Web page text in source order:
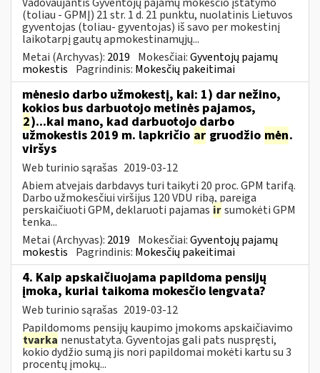
(toliau - GPMĮ) 21 str. 1 d. 21 punktu, nuolatinis Lietuvos
gyventojas (toliau- gyventojas) iš savo per mokestinį
laikotarpį gautų apmokestinamųjų...
Metai (Archyvas): 2019 Mokesčiai:Gyventojų pajamų
mokestis Pagrindinis: Mokesčių pakeitimai
mėnesio darbo užmokestį, kai: 1) dar nežino,
kokios bus darbuotojo metinės pajamos,
2)...kai mano, kad darbuotojo darbo
užmokestis 2019 m. lapkričio ar gruodžio mėn.
viršys
Web turinio sąrašas 2019-03-12
Abiem atvejais darbdavys turi taikyti 20 proc. GPM tarifą.
Darbo užmokesčiui viršijus 120 VDU ribą, pareiga
perskaičiuoti GPM, deklaruoti pajamas irsumokėti GPM
tenka...
Metai (Archyvas): 2019 Mokesčiai:Gyventojų pajamų
mokestis Pagrindinis: Mokesčių pakeitimai
4. Kaip apskaičiuojama papildoma pensijų
įmoka, kuriai taikoma mokesčio lengvata?
Web turinio sąrašas 2019-03-12
Papildomoms pensijų kaupimo įmokoms apskaičiavimo
tvarka nenustatyta. Gyventojas gali pats nuspręsti,
kokio dydžio sumą jis nori papildomai mokėti kartu su 3
procentų įmokų...